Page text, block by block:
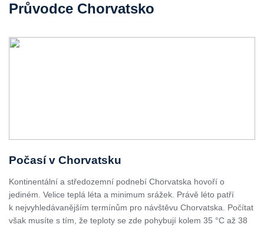
Průvodce Chorvatsko
Počasí v Chorvatsku
Kontinentální a středozemní podnebí Chorvatska hovoří o
jediném. Velice teplá léta a minimum srážek. Právě léto patří
k nejvyhledávanějším termínům pro návštěvu Chorvatska. Počítat
však musíte s tím, že teploty se zde pohybují kolem 35 °C až 38